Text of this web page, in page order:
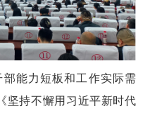
能力短板和工作实际需
坚持不懈用习近平新时代